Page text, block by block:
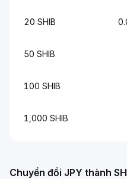
20 SHIB
50 SHIB
100 SHIB
1,000 SHIB
Chuyển đổi JPY thành